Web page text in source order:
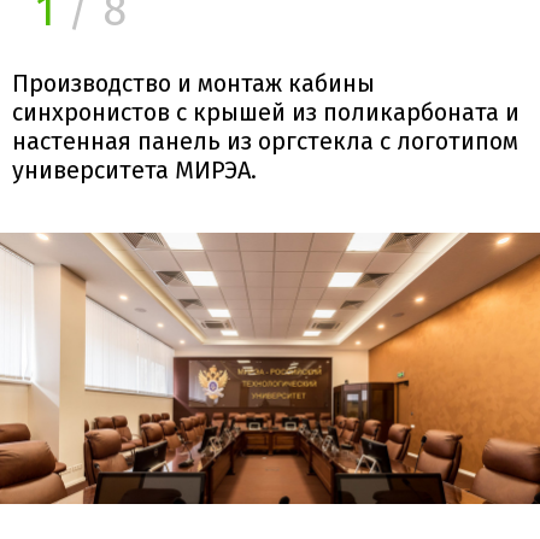
1 / 8
Производство и монтаж кабины
синхронистов с крышей из поликарбоната и
настенная панель из оргстекла с логотипом
университета МИРЭА.